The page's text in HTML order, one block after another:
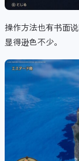
操作方法也有书面
显得逊色不少。